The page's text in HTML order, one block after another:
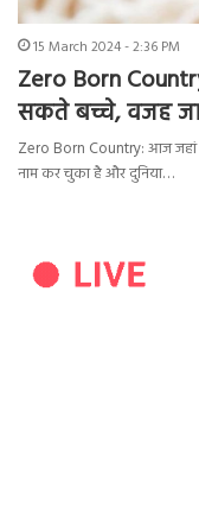
15 March 2024 - 2:36 PM
Zero Born
सकते बच्चे, वजह
Zero Born Country: आज
नाम कर चुका है और दुनिया…